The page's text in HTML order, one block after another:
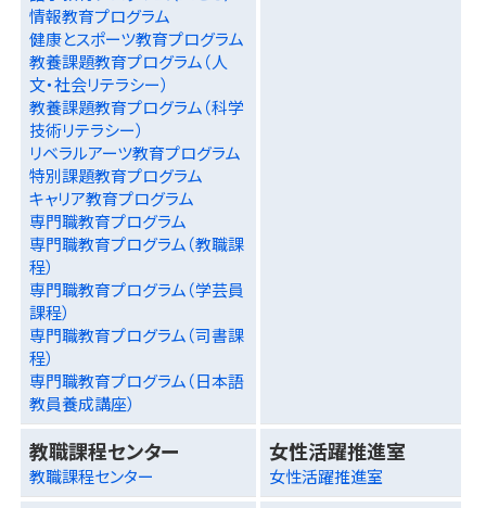
情報教育プログラム
健康とスポーツ教育プログラム
教養課題教育プログラム（人
文・社会リテラシー）
教養課題教育プログラム（科学
技術リテラシー）
リベラルアーツ教育プログラム
特別課題教育プログラム
キャリア教育プログラム
専門職教育プログラム
専門職教育プログラム（教職課
程）
専門職教育プログラム（学芸員
課程）
専門職教育プログラム（司書課
程）
専門職教育プログラム（日本語
教員養成講座）
教職課程センター
教職課程センター
女性活躍推進室
女性活躍推進室